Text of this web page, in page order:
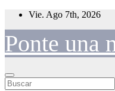
Saltar
contenido
Vie. Ago 7th, 2026
Ponte una